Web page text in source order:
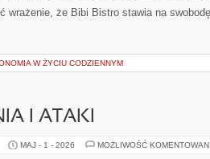
wrażenie, że Bibi Bistro stawia na
W ŻYCIU CODZIENNYM
I ATAKI
MAJ - 1 - 2026 MOŻLIWOŚĆ